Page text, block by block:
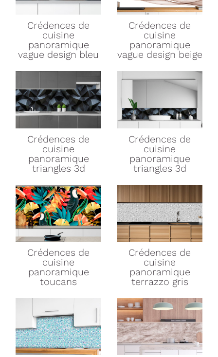
Crédences de
cuisine
panoramique
vague design bleu
Crédences de
cuisine
panoramique
vague design beige
Crédences de
cuisine
panoramique
triangles 3d
Crédences de
cuisine
panoramique
triangles 3d
Crédences de
cuisine
panoramique
toucans
Crédences de
cuisine
panoramique
terrazzo gris